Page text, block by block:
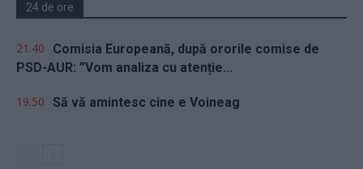
24 de ore
21.40
Comisia Europeană, după ororile comise de
PSD-AUR: ”Vom analiza cu atenție...
19.50 Să vă amintesc cine e Voineag